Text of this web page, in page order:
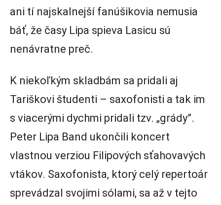
ani tí najskalnejší fanúšikovia nemusia
báť, že časy Lipa spieva Lasicu sú
nenávratne preč.
K niekoľkým skladbám sa pridali aj
Tariškovi študenti – saxofonisti a tak im
s viacerými dychmi pridali tzv. „grády”.
Peter Lipa Band ukončili koncert
vlastnou verziou Filipových sťahovavých
vtákov. Saxofonista, ktorý celý repertoár
sprevádzal svojimi sólami, sa až v tejto